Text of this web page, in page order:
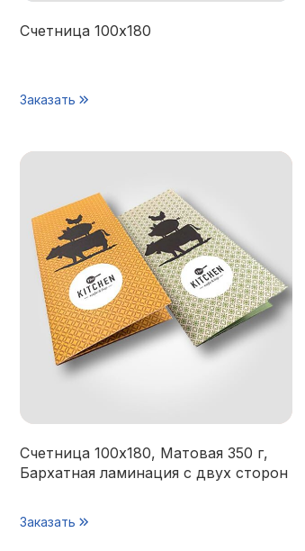
Счетница 100х180
Заказать
Счетница 100х180, Матовая 350 г,
Бархатная ламинация с двух сторон
Заказать